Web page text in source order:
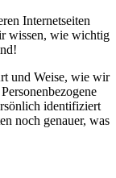
Internetseiten
wissen, wie wichtig
und Weise, wie wir
identifiziert
noch genauer, was